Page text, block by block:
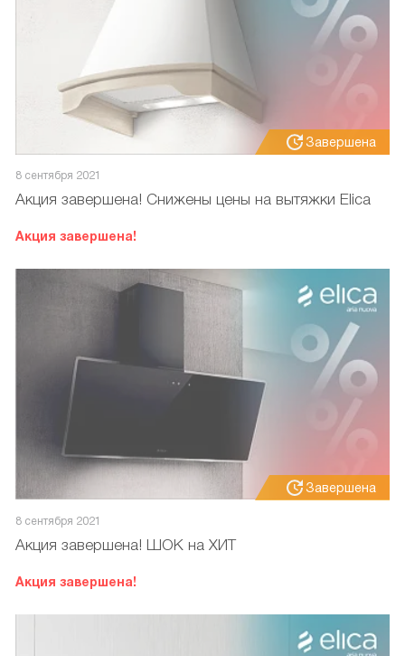
Завершена
8 сентября 2021
Акция завершена! Снижены цены на вытяжки Elica
Акция завершена!
Завершена
8 сентября 2021
Акция завершена! ШОК на ХИТ
Акция завершена!